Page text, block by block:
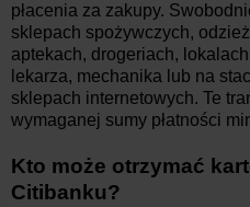
płacenia za zakupy.
sklepach spożywczych,
aptekach, drogeriach,
lekarza, mechanika lub na
sklepach internetowych. Te
wymaganej sumy płatności
Kto może otrzymać
Citibanku?